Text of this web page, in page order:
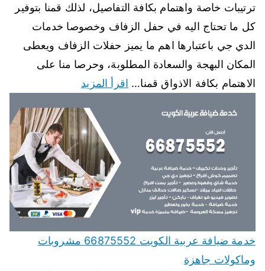
ترتيبات خاصة واهتمام بكافة التفاصيل، لذلك قمنا بتوفير
كل ما تحتاج اليه في حفل الزفاف وخصوصا خدمات
الدي جي باعتبارها اهم ما يميز حفلات الزفاف ويعطى
المكان البهجة والسعادة المطلوبة، وحرصا منا على
الاهتمام بكافة الاذواق قمنا… اقرأ المزيد
خدمة ضيافة عربية الكويت 66875552 مشروبات
وماكولات جاهزة